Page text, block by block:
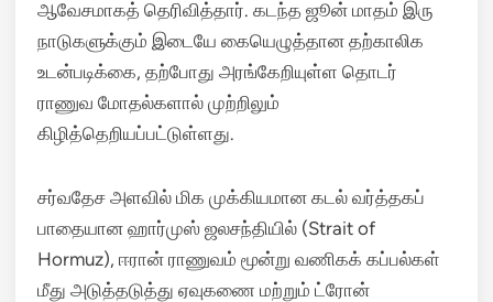
ஆவேசமாகத் தெரிவித்தார். கடந்த ஜூன் மாதம் இரு
நாடுகளுக்கும் இடையே கையெழுத்தான தற்காலிக
உடன்படிக்கை, தற்போது அரங்கேறியுள்ள தொடர்
ராணுவ மோதல்களால் முற்றிலும்
கிழித்தெறியப்பட்டுள்ளது.
சர்வதேச அளவில் மிக முக்கியமான கடல் வர்த்தகப்
பாதையான ஹார்முஸ் ஜலசந்தியில் (Strait of
Hormuz), ஈரான் ராணுவம் மூன்று வணிகக் கப்பல்கள்
மீது அடுத்தடுத்து ஏவுகணை மற்றும் ட்ரோன்